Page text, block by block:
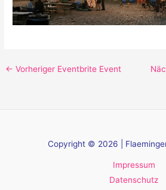
← Vorheriger Eventbrite Event
Copyright © 2026 |
Impressum
Datenschutz